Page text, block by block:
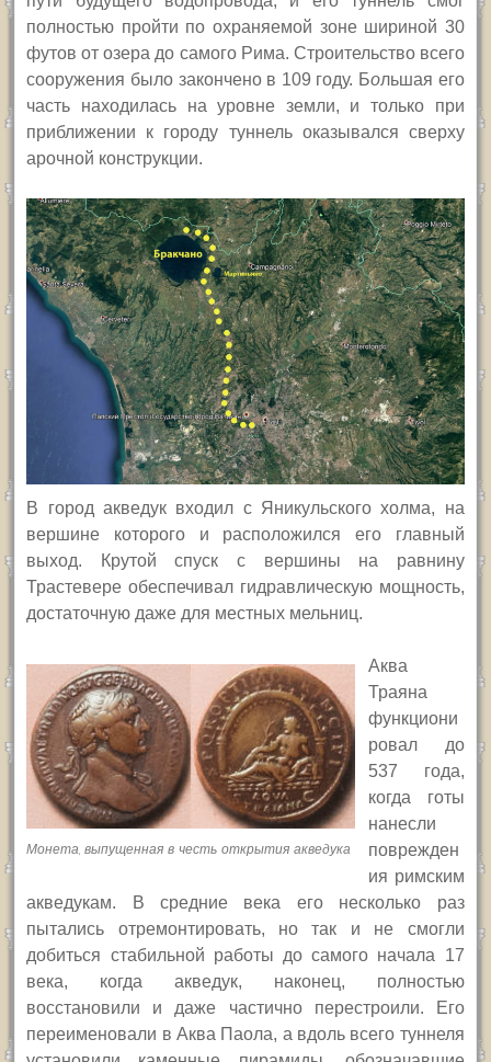
полностью пройти по охраняемой зоне шириной 30
футов от озера до самого Рима. Строительство всего
сооружения было закончено в 109 году. Большая его
часть находилась на уровне земли, и только при
приближении к городу туннель оказывался сверху
арочной конструкции.
В город акведук входил с Яникульского холма, на
вершине которого и расположился его главный
выход. Крутой спуск с вершины на равнину
Трастевере обеспечивал гидравлическую мощность,
достаточную даже для местных мельниц.
Монета, выпущенная в честь открытия акведука
Аква
Траяна
функциони
ровал до
537 года,
когда готы
нанесли
поврежден
ия римским
акведукам. В средние века его несколько раз
пытались отремонтировать, но так и не смогли
добиться стабильной работы до самого начала 17
века, когда акведук, наконец, полностью
восстановили и даже частично перестроили. Его
переименовали в Аква Паола, а вдоль всего туннеля